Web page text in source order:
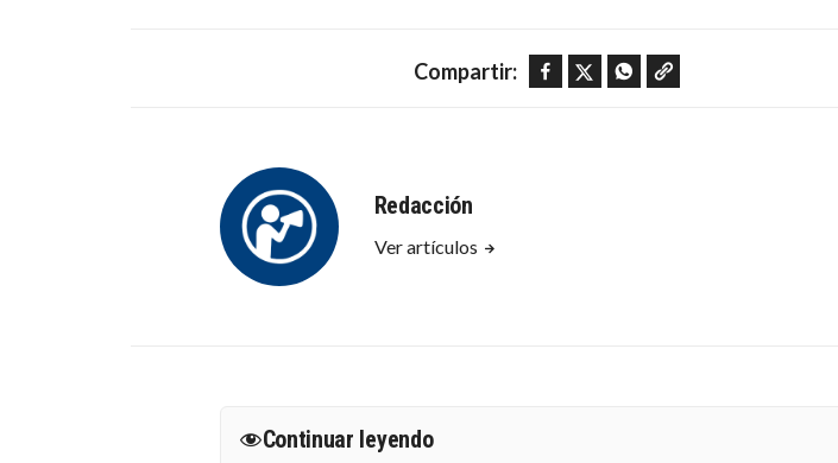
Compartir: Facebook Twitter WhatsApp Copy link
Redacción
Ver artículos
Continuar leyendo